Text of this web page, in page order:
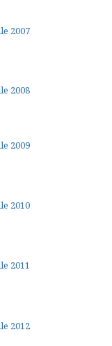
2007
2008
2009
2010
2011
2012